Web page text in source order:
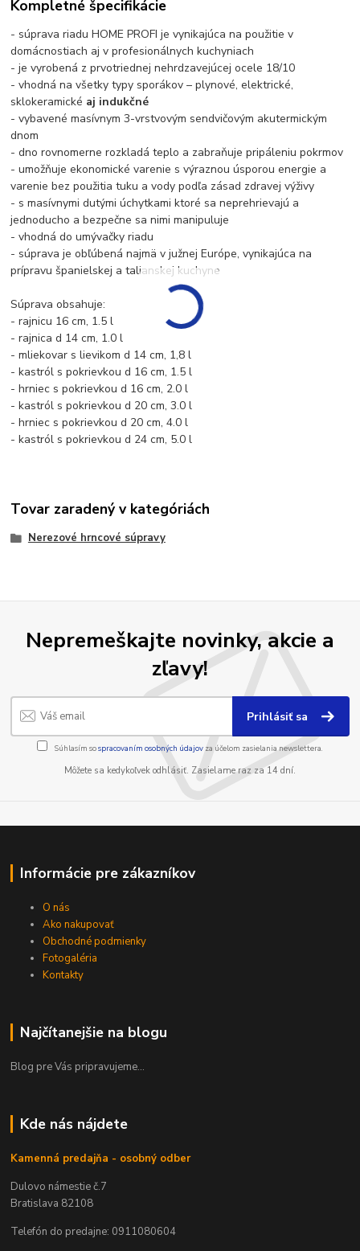
Kompletné špecifikácie
- súprava riadu HOME PROFI je vynikajúca na použitie v
domácnostiach aj v profesionálnych kuchyniach
- je vyrobená z prvotriednej nehrdzavejúcej ocele 18/10
- vhodná na všetky typy sporákov – plynové, elektrické,
sklokeramické aj indukčné
- vybavené masívnym 3-vrstvovým sendvičovým akutermickým
dnom
- dno rovnomerne rozkladá teplo a zabraňuje pripáleniu pokrmov
- umožňuje ekonomické varenie s výraznou úsporou energie a
varenie bez použitia tuku a vody podľa zásad zdravej výživy
- s masívnymi dutými úchytkami ktoré sa neprehrievajú a
jednoducho a bezpečne sa nimi manipuluje
- vhodná do umývačky riadu
- súprava je obľúbená najmä v južnej Európe, vynikajúca na
prípravu španielskej a talianskej kuchyne
Súprava obsahuje:
- rajnicu 16 cm, 1.5 l
- rajnica d 14 cm, 1.0 l
- mliekovar s lievikom d 14 cm, 1,8 l
- kastról s pokrievkou d 16 cm, 1.5 l
- hrniec s pokrievkou d 16 cm, 2.0 l
- kastról s pokrievkou d 20 cm, 3.0 l
- hrniec s pokrievkou d 20 cm, 4.0 l
- kastról s pokrievkou d 24 cm, 5.0 l
Tovar zaradený v kategóriách
Nerezové hrncové súpravy
Nepremeškajte novinky, akcie a
zľavy!
Prihlásiť sa
Súhlasím sospracovaním osobných údajov za účelom zasielania newslettera.
Môžete sa kedykoľvek odhlásiť. Zasielame raz za 14 dní.
Informácie pre zákazníkov
O nás
Ako nakupovať
Obchodné podmienky
Fotogaléria
Kontakty
Najčítanejšie na blogu
Blog pre Vás pripravujeme...
Kde nás nájdete
Kamenná predajňa - osobný odber
Dulovo námestie č.7
Bratislava 82108
Telefón do predajne: 0911080604